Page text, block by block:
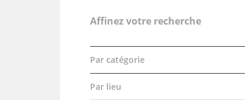
Affinez votre recherche
Par catégorie
Par lieu